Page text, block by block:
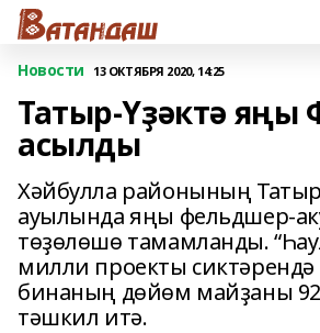
Новости 13 ОКТЯБРЯ 2020, 14:25
Татыр-Үҙәктә яңы
асылды
Хәйбулла районының
ауылында яңы фельдшер-
төҙөлөшө тамамланды.
милли проекты сиктәрендә
бинаның дөйөм майҙаны
тәшкил итә.